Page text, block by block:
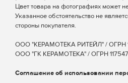
Цвет товара на фотографиях может
Указанное обстоятельство не
стороны покупателя.
ООО "КЕРАМОТЕКА РИТЕЙЛ" / ОГРН
ООО "ГК КЕРАМОТЕКА" / ОГРН
Соглашение об использовании